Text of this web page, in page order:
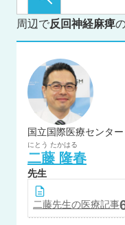
周辺で反回神経麻痺
国立国際医療センタ
にとう たかはる
二藤 隆春
先生
二藤先生の医療記事